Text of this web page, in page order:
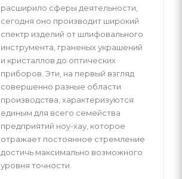
расширило сферы деятельности,
сегодня оно производит широкий
спектр изделий от шлифовального
инструмента, граненых украшений
и кристаллов до оптических
приборов. Эти, на первый взгляд
совершенно разные области
производства, характеризуются
единым для всего семейства
предприятий ноу-хау, которое
отражает постоянное стремление
достичь максимально возможного
уровня точности.